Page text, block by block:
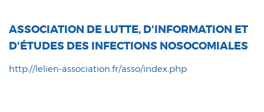
ASSOCIATION DE LUTTE, D'INFORMATION ET
D'ÉTUDES DES INFECTIONS NOSOCOMIALES
http://lelien-association.fr/asso/index.php